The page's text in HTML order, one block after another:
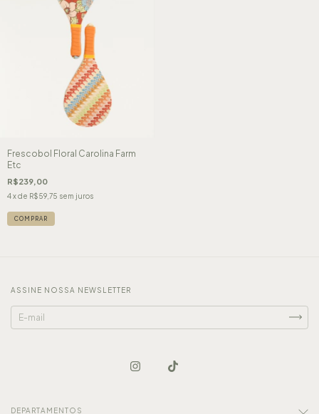
Frescobol Floral Carolina Farm
Etc
R$239,00
4x de R$59,75 sem juros
ASSINE NOSSA NEWSLETTER
DEPARTAMENTOS